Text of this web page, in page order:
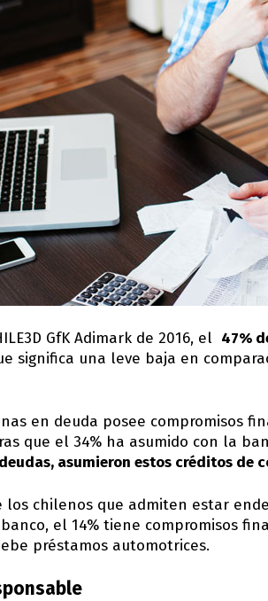
GfK Adimark de 2016, el 47%
significa una leve baja en
en deuda posee compromisos
que el 34% ha asumido con la
asumieron estos créditos de
los chilenos que admiten estar
el 14% tiene compromisos
préstamos automotrices.